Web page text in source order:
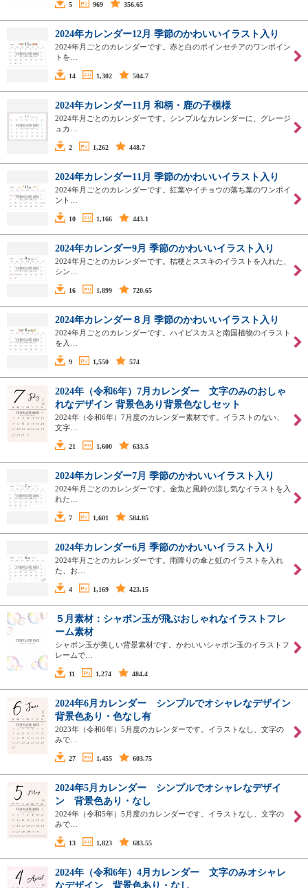
5 969 356.65
2024年カレンダー12月 季節のかわいいイラスト入り
2024年月ごとのカレンダーです。赤と白のポインセチアのワンポイン
トを…
14 1,302 504.7
2024年カレンダー11月 和柄・鹿の子模様
2024年月ごとのカレンダーです。シンプルなカレンダーに、グレージ
ュカ…
2 1,262 448.7
2024年カレンダー11月 季節のかわいいイラスト入り
2024年月ごとのカレンダーです。紅葉やイチョウの落ち葉のワンポイ
ント…
10 1,166 443.1
2024年カレンダー9月 季節のかわいいイラスト入り
2024年月ごとのカレンダーです。桔梗とススキのイラストを入れた、
シン…
16 1,899 720.65
2024年カレンダー８月 季節のかわいいイラスト入り
2024年月ごとのカレンダーです。ハイビスカスと南国植物のイラスト
を入…
9 1,550 574
2024年（令和6年）7月カレンダー 文字のみのおしゃ
れなデザイン 背景色あり背景色なしセット
2024年（令和6年）7月度のカレンダー素材です。イラストのない、
文字…
21 1,600 633.5
2024年カレンダー7月 季節のかわいいイラスト入り
2024年月ごとのカレンダーです。金魚と風鈴の涼し気なイラストを入
れた…
7 1,601 584.85
2024年カレンダー6月 季節のかわいいイラスト入り
2024年月ごとのカレンダーです。雨降りの傘と虹のイラストを入れ
た、お…
4 1,169 423.15
５月素材：シャボン玉が飛ぶおしゃれなイラストフレ
ーム素材
シャボン玉が美しい背景素材です。かわいいシャボン玉のイラストフ
レームで…
11 1,274 484.4
2024年6月カレンダー シンプルでオシャレなデザイン
背景色あり・色なし有
2023年（令和6年）5月度のカレンダーです。イラストなし、文字の
みで…
27 1,455 603.75
2024年5月カレンダー シンプルでオシャレなデザイ
ン 背景色あり・なし
2024年（令和5年）5月度のカレンダーです。イラストなし、文字の
みで…
13 1,823 683.55
2024年（令和6年）4月カレンダー 文字のみオシャレ
なデザイン 背景色あり・なし